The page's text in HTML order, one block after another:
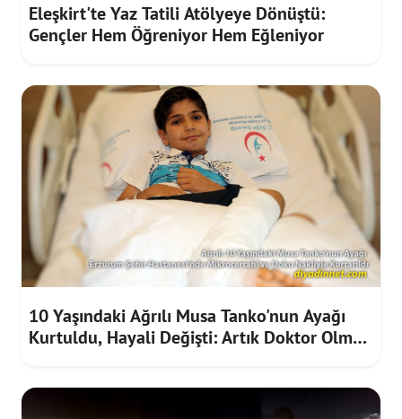
Eleşkirt'te Yaz Tatili Atölyeye Dönüştü:
Gençler Hem Öğreniyor Hem Eğleniyor
10 Yaşındaki Ağrılı Musa Tanko'nun Ayağı
Kurtuldu, Hayali Değişti: Artık Doktor Olmak